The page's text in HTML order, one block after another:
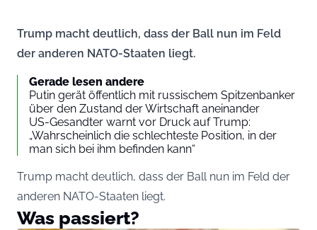
Trump macht deutlich, dass der Ball nun im Feld
der anderen NATO-Staaten liegt.
Gerade lesen andere
Putin gerät öffentlich mit russischem Spitzenbanker
über den Zustand der Wirtschaft aneinander
US-Gesandter warnt vor Druck auf Trump:
„Wahrscheinlich die schlechteste Position, in der
man sich bei ihm befinden kann“
Trump macht deutlich, dass der Ball nun im Feld der
anderen NATO-Staaten liegt.
Was passiert?